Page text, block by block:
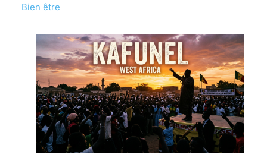
Par rapport à
Bien être